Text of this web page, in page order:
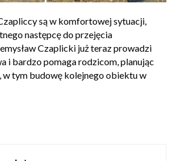
są w komfortowej sytuacji,
następcę do przejęcia
Czaplicki już teraz prowadzi
i bardzo pomaga rodzicom, planując
w tym budowę kolejnego obiektu w